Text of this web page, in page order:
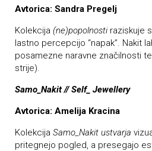
Avtorica: Sandra Pregelj
Kolekcija (ne)popolnosti raziskuje
lastno percepcijo “napak”. Nakit
posamezne naravne značilnosti
strije).
Samo_Nakit // Self_ Jewellery
Avtorica: Amelija Kracina
Kolekcija Samo_Nakit ustvarja
pritegnejo pogled, a presegajo